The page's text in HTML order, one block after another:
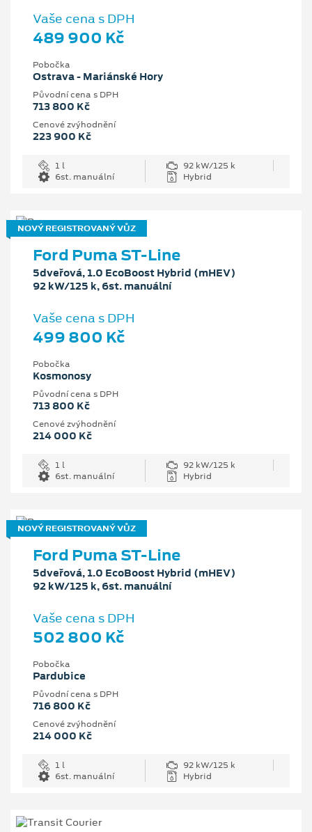
Vaše cena s DPH
489 900 Kč
Pobočka
Ostrava - Mariánské Hory
Původní cena s DPH
713 800 Kč
Cenové zvýhodnění
223 900 Kč
1 l
92 kW/125 k
6st. manuální
Hybrid
NOVÝ REGISTROVANÝ VŮZ
Ford Puma ST-Line
5dveřová, 1.0 EcoBoost Hybrid (mHEV)
92 kW/125 k, 6st. manuální
Vaše cena s DPH
499 800 Kč
Pobočka
Kosmonosy
Původní cena s DPH
713 800 Kč
Cenové zvýhodnění
214 000 Kč
1 l
92 kW/125 k
6st. manuální
Hybrid
NOVÝ REGISTROVANÝ VŮZ
Ford Puma ST-Line
5dveřová, 1.0 EcoBoost Hybrid (mHEV)
92 kW/125 k, 6st. manuální
Vaše cena s DPH
502 800 Kč
Pobočka
Pardubice
Původní cena s DPH
716 800 Kč
Cenové zvýhodnění
214 000 Kč
1 l
92 kW/125 k
6st. manuální
Hybrid